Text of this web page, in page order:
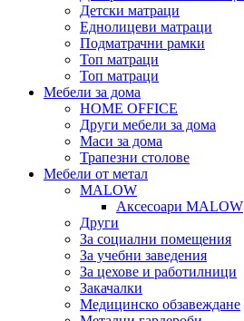
Детски матраци
Еднолицеви матраци
Подматрачни рамки
Топ матраци
Топ матраци
Мебели за дома
HOME OFFICE
Други мебели за дома
Маси за дома
Трапезни столове
Мебели от метал
MALOW
Аксесоари MALOW
Други
За социални помещения
За учебни заведения
За цехове и работилници
Закачалки
Медицинско обзавеждане